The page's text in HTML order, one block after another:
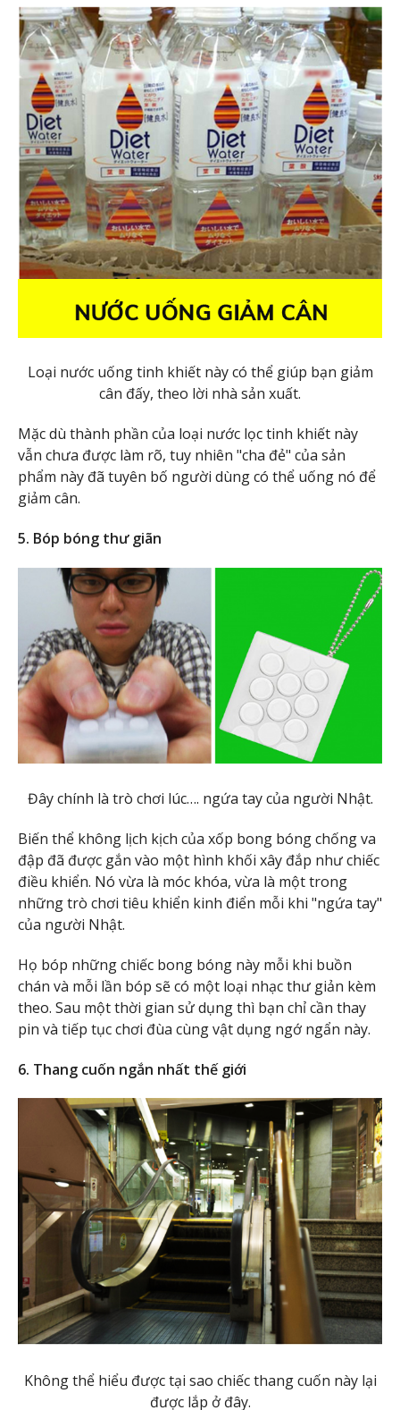
Loại nước uống tinh khiết này có thể giúp bạn giảm
cân đấy, theo lời nhà sản xuất.
Mặc dù thành phần của loại nước lọc tinh khiết này
vẫn chưa được làm rõ, tuy nhiên "cha đẻ" của sản
phẩm này đã tuyên bố người dùng có thể uống nó để
giảm cân.
5. Bóp bóng thư giãn
Đây chính là trò chơi lúc…. ngứa tay của người Nhật.
Biến thể không lịch kịch của xốp bong bóng chống va
đập đã được gắn vào một hình khối xây đắp như chiếc
điều khiển. Nó vừa là móc khóa, vừa là một trong
những trò chơi tiêu khiển kinh điển mỗi khi "ngứa tay"
của người Nhật.
Họ bóp những chiếc bong bóng này mỗi khi buồn
chán và mỗi lần bóp sẽ có một loại nhạc thư giản kèm
theo. Sau một thời gian sử dụng thì bạn chỉ cần thay
pin và tiếp tục chơi đùa cùng vật dụng ngớ ngẩn này.
6. Thang cuốn ngắn nhất thế giới
Không thể hiểu được tại sao chiếc thang cuốn này lại
được lắp ở đây.